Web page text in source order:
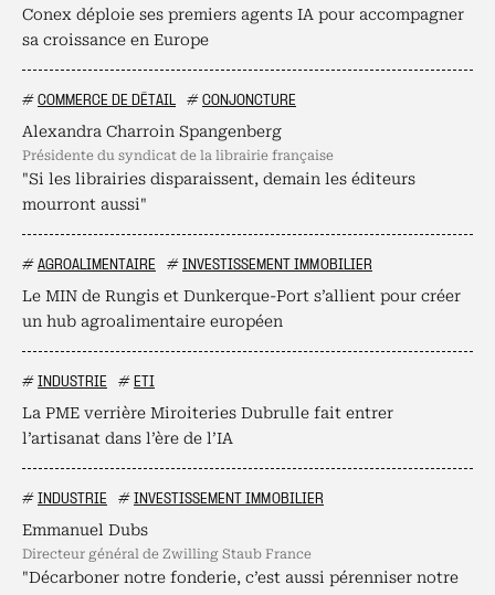
Conex déploie ses premiers agents IA pour accompagner
sa croissance en Europe
# COMMERCE DE DÉTAIL # CONJONCTURE
Alexandra Charroin Spangenberg
présidente du syndicat de la librairie française
"Si les librairies disparaissent, demain les éditeurs
mourront aussi"
# AGROALIMENTAIRE # INVESTISSEMENT IMMOBILIER
Le MIN de Rungis et Dunkerque-Port s’allient pour créer
un hub agroalimentaire européen
# INDUSTRIE # ETI
La PME verrière Miroiteries Dubrulle fait entrer
l’artisanat dans l’ère de l’IA
# INDUSTRIE # INVESTISSEMENT IMMOBILIER
Emmanuel Dubs
directeur général de Zwilling Staub France
"Décarboner notre fonderie, c’est aussi pérenniser notre